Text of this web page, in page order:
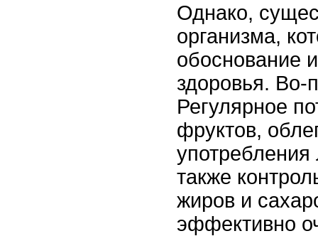
Однако,
организма,
обоснование
здоровья. Во-
Регулярное
фруктов,
употребления
также
жиров и
эффективно